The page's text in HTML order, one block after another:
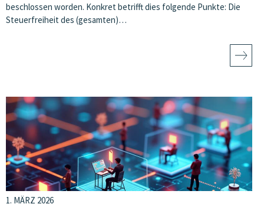
beschlossen worden. Konkret betrifft dies folgende Punkte: Die
Steuerfreiheit des (gesamten)…
1. MÄRZ 2026